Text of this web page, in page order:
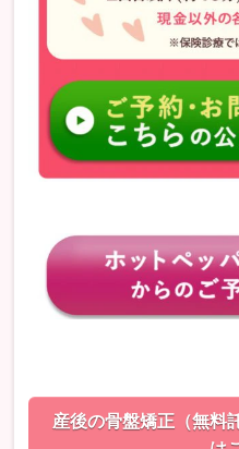
産後の骨盤矯正（無料